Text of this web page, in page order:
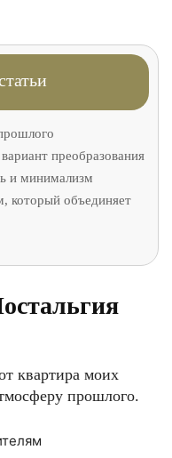
преобразования
и минимализм
который объединяет
квартира моих
прошлого.